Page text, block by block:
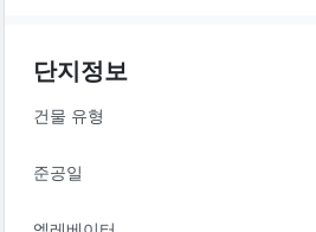
단지정보
건물 유형
준공일